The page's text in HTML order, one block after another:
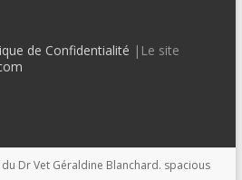
de Confidentialité |Le site
Dr Vet Géraldine Blanchard. spacious